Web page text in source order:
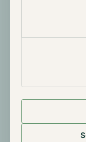
winsten meer
Hierdoor zouden
zal de leiding
markeert een
adoptie van
interesse van
cryptomarkt.​ Het